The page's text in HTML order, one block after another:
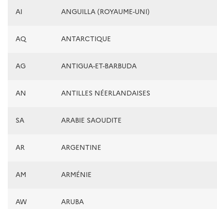
AI ANGUILLA (ROYAUME-UNI)
AQ ANTARCTIQUE
AG ANTIGUA-ET-BARBUDA
AN ANTILLES NÉERLANDAISES
SA ARABIE SAOUDITE
AR ARGENTINE
AM ARMÉNIE
AW ARUBA